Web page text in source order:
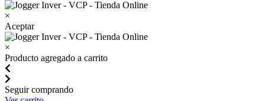
×
Aceptar
×
Producto agregado a carrito
Seguir comprando